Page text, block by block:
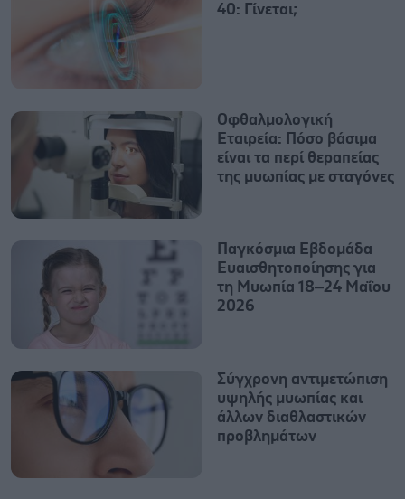
40: Γίνεται;
Οφθαλμολογική
Εταιρεία: Πόσο βάσιμα
είναι τα περί θεραπείας
της μυωπίας με σταγόνες
Παγκόσμια Εβδομάδα
Ευαισθητοποίησης για
τη Μυωπία 18–24 Μαΐου
2026
Σύγχρονη αντιμετώπιση
υψηλής μυωπίας και
άλλων διαθλαστικών
προβλημάτων